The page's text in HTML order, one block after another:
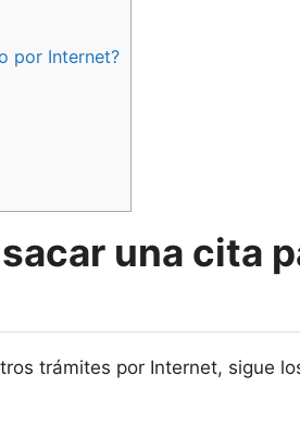
por Internet?
una cita
trámites por Internet, sigue